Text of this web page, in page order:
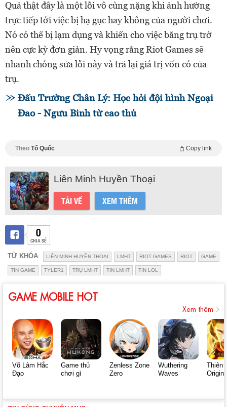
Quả thật đây là một lỗi vô cùng nặng khi ảnh hưởng
trực tiếp tới việc bị hạ gục hay không của người chơi.
Nó có thể bị lạm dụng và khiến cho việc băng trụ trở
nên cực kỳ đơn giản. Hy vọng rằng Riot Games sẽ
nhanh chóng sửa lỗi này và trả lại giá trị vốn có của
trụ.
Đấu Trường Chân Lý: Học hỏi đội hình Ngoại
Đao - Ngưu Binh từ cao thủ
Theo Tổ Quốc Copy link
Liên Minh Huyền Thoại
TẢI VỀ XEM THÊM
0
CHIA SẺ
TỪ KHÓA LIÊN MINH HUYỀN THOẠI LMHT RIOT GAMES RIOT GAME
TIN GAME TYLER1 TRỤ LMHT TIN LMHT TIN LOL
GAME MOBILE HOT
Xem thêm
Võ Lâm Hắc
Đạo
Game thủ
chơi gì
Zenless Zone
Zero
Wuthering
Waves
Thiên
Origin